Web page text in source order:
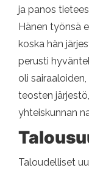
ja panos
Hänen työnsä
koska hän
perusti
oli
teosten
yhteiskunnan
Taloudelliset